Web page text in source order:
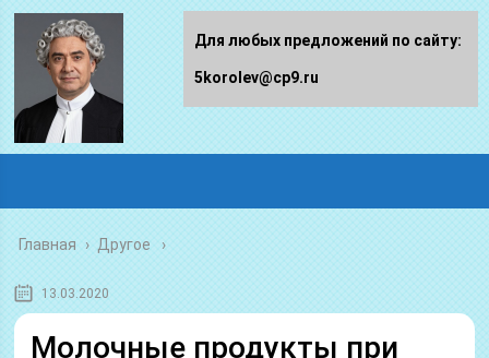
Главная › Другое
13.03.2020
Молочные продукты при
Для любых предложений по сайту:
5korolev@cp9.ru